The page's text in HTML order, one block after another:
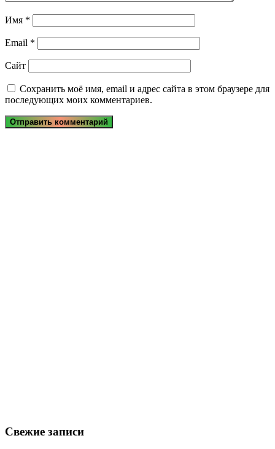
Имя *
Email *
Сайт
Сохранить моё имя, email и адрес сайта в этом браузере для
последующих моих комментариев.
Свежие записи